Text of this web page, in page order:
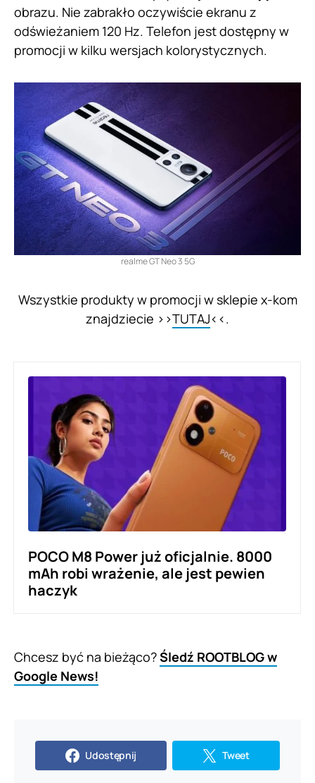
obrazu. Nie zabrakło oczywiście ekranu z
odświeżaniem 120 Hz. Telefon jest dostępny w
promocji w kilku wersjach kolorystycznych.
realme GT Neo 3 5G
Wszystkie produkty w promocji w sklepie x-kom
znajdziecie >>TUTAJ<<.
POCO M8 Power już oficjalnie. 8000
mAh robi wrażenie, ale jest pewien
haczyk
Chcesz być na bieżąco?Śledź ROOTBLOG w
Google News!
Udostępnij Tweet